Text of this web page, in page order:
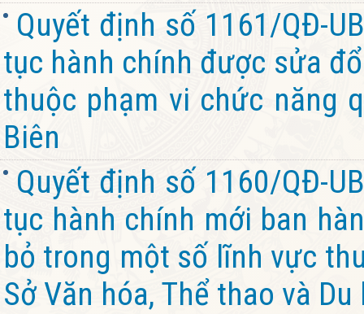
Quyết định số 1161/QĐ-
tục hành chính được sửa
thuộc phạm vi chức năng
Biên
Quyết định số 1160/QĐ-
tục hành chính mới ban
bỏ trong một số lĩnh vực
Sở Văn hóa, Thể thao và